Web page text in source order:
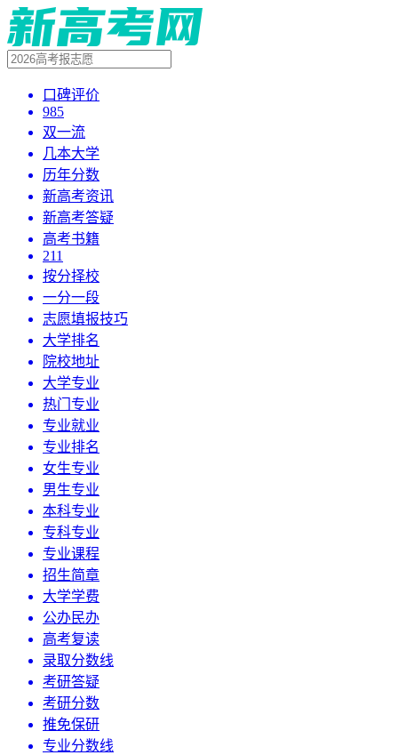
口碑评价
985
双一流
几本大学
历年分数
新高考资讯
新高考答疑
高考书籍
211
按分择校
一分一段
志愿填报技巧
大学排名
院校地址
大学专业
热门专业
专业就业
专业排名
女生专业
男生专业
本科专业
专科专业
专业课程
招生简章
大学学费
公办民办
高考复读
录取分数线
考研答疑
考研分数
推免保研
专业分数线